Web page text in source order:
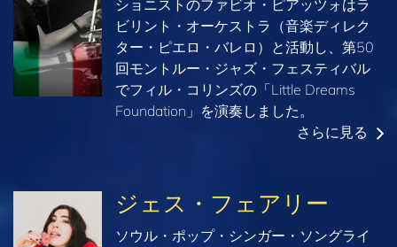
ショニストのファビオ・ピアッツォはラ
ビリント・オーケストラ（音楽ディレク
ター・ピエロ・バレロ）と活動し、第50
回モントルー・ジャズ・フェスティバル
でフィル・コリンズの「Little Dreams
Foundation」を演奏しました。
さらに見る
ジェス・フェアリー
ソウル・ポップ・シンガー・ソングライ